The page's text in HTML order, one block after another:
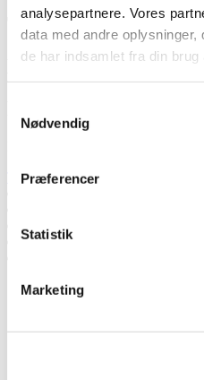
analysepartnere. Vores
data med andre
de har indsamlet fra din brug
Nødvendig
Præferencer
Statistik
Marketing
Tak! Vi vender
Mislykkedes
Tlf. 20623087
Kontakt os
Book et hjemmebesøg
Kontakt os